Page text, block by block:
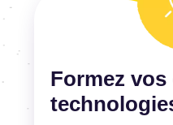
Formez
En savoir plus